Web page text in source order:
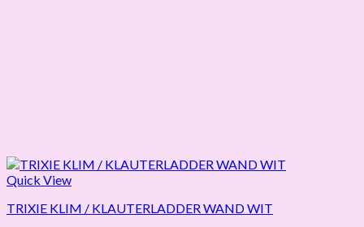
Quick View
TRIXIE KLIM / KLAUTERLADDER WAND WIT